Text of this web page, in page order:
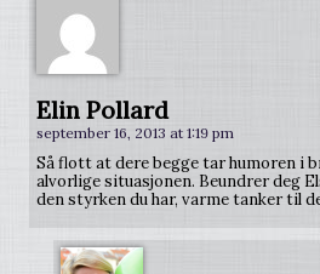
Elin Pollard
september 16, 2013 at 1:19 pm
Så flott at dere begge tar humoren i
alvorlige situasjonen. Beundrer deg
den styrken du har, varme tanker til